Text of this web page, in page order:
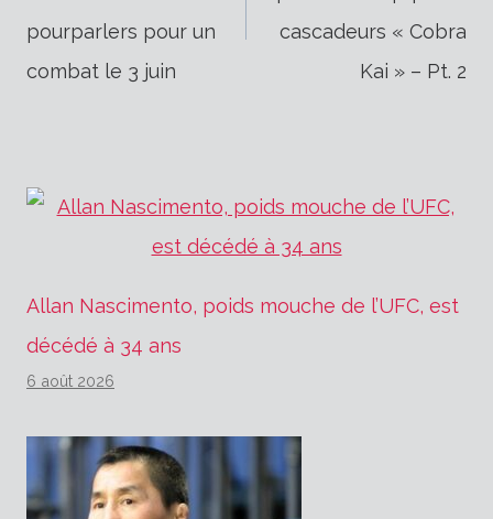
de
pourparlers pour un
combat le 3 juin
cascadeurs « Cobra
Kai » – Pt. 2
Allan Nascimento, poids mouche de l’UFC, est
décédé à 34 ans
6 août 2026